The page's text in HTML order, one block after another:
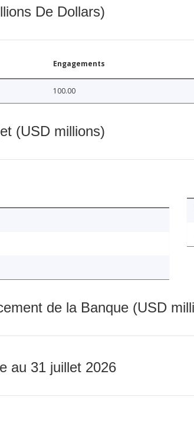
De Dollars)
Engagements
100.00
(USD millions)
de la Banque (USD
au 31 juillet 2026